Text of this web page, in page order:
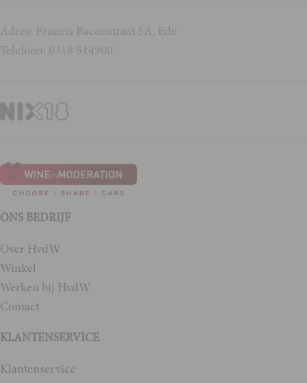
Adres: Francis Baconstraat 5A, Ede
Telefoon: 0318 514900
ONS BEDRIJF
Over HvdW
Winkel
Werken bij HvdW
Contact
KLANTENSERVICE
Klantenservice